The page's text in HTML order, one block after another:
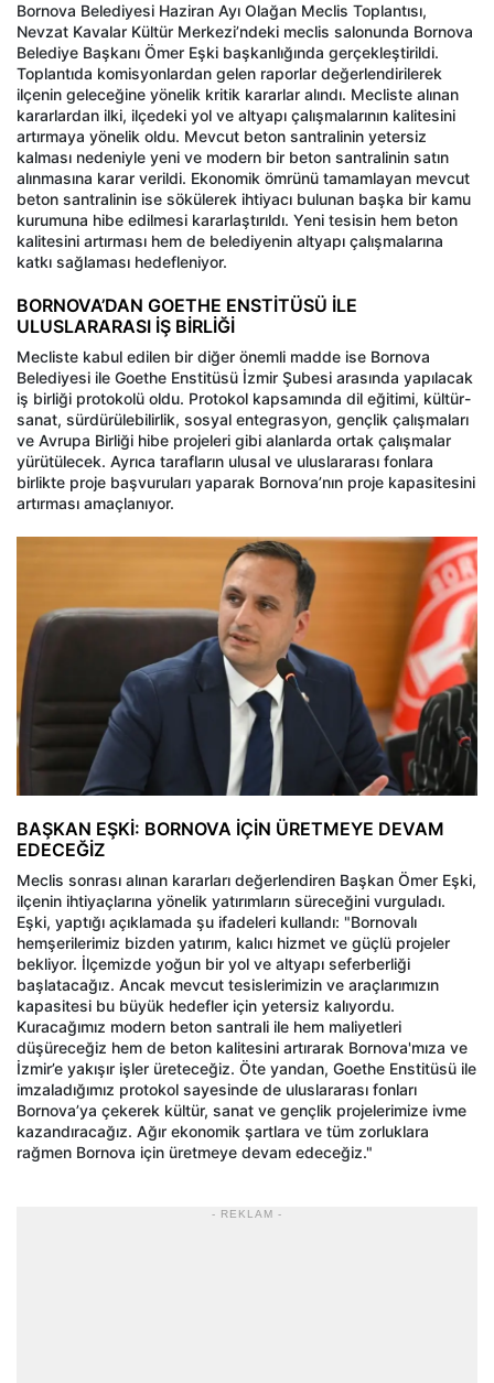
Bornova Belediyesi Haziran Ayı Olağan Meclis Toplantısı,
Nevzat Kavalar Kültür Merkezi’ndeki meclis salonunda Bornova
Belediye Başkanı Ömer Eşki başkanlığında gerçekleştirildi.
Toplantıda komisyonlardan gelen raporlar değerlendirilerek
ilçenin geleceğine yönelik kritik kararlar alındı. Mecliste alınan
kararlardan ilki, ilçedeki yol ve altyapı çalışmalarının kalitesini
artırmaya yönelik oldu. Mevcut beton santralinin yetersiz
kalması nedeniyle yeni ve modern bir beton santralinin satın
alınmasına karar verildi. Ekonomik ömrünü tamamlayan mevcut
beton santralinin ise sökülerek ihtiyacı bulunan başka bir kamu
kurumuna hibe edilmesi kararlaştırıldı. Yeni tesisin hem beton
kalitesini artırması hem de belediyenin altyapı çalışmalarına
katkı sağlaması hedefleniyor.
BORNOVA’DAN GOETHE ENSTİTÜSÜ İLE
ULUSLARARASI İŞ BİRLİĞİ
Mecliste kabul edilen bir diğer önemli madde ise Bornova
Belediyesi ile Goethe Enstitüsü İzmir Şubesi arasında yapılacak
iş birliği protokolü oldu. Protokol kapsamında dil eğitimi, kültür-
sanat, sürdürülebilirlik, sosyal entegrasyon, gençlik çalışmaları
ve Avrupa Birliği hibe projeleri gibi alanlarda ortak çalışmalar
yürütülecek. Ayrıca tarafların ulusal ve uluslararası fonlara
birlikte proje başvuruları yaparak Bornova’nın proje kapasitesini
artırması amaçlanıyor.
BAŞKAN EŞKİ: BORNOVA İÇİN ÜRETMEYE DEVAM
EDECEĞİZ
Meclis sonrası alınan kararları değerlendiren Başkan Ömer Eşki,
ilçenin ihtiyaçlarına yönelik yatırımların süreceğini vurguladı.
Eşki, yaptığı açıklamada şu ifadeleri kullandı: "Bornovalı
hemşerilerimiz bizden yatırım, kalıcı hizmet ve güçlü projeler
bekliyor. İlçemizde yoğun bir yol ve altyapı seferberliği
başlatacağız. Ancak mevcut tesislerimizin ve araçlarımızın
kapasitesi bu büyük hedefler için yetersiz kalıyordu.
Kuracağımız modern beton santrali ile hem maliyetleri
düşüreceğiz hem de beton kalitesini artırarak Bornova'mıza ve
İzmir’e yakışır işler üreteceğiz. Öte yandan, Goethe Enstitüsü ile
imzaladığımız protokol sayesinde de uluslararası fonları
Bornova’ya çekerek kültür, sanat ve gençlik projelerimize ivme
kazandıracağız. Ağır ekonomik şartlara ve tüm zorluklara
rağmen Bornova için üretmeye devam edeceğiz."
- REKLAM -